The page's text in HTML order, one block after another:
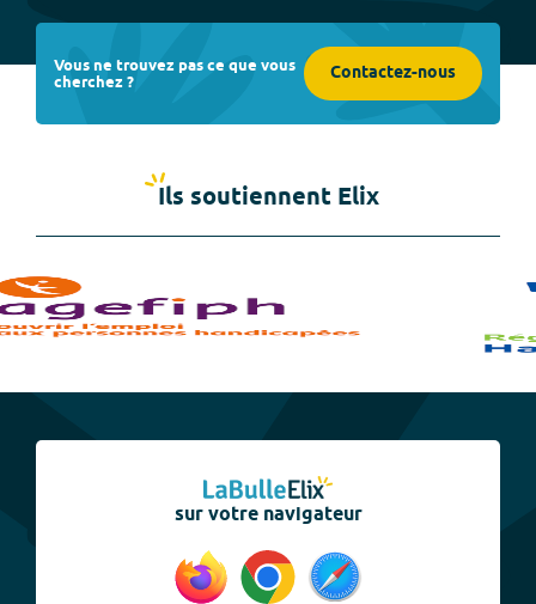
Vous ne trouvez pas ce que vous
cherchez ? Contactez-nous
Ils soutiennent Elix
sur votre navigateur